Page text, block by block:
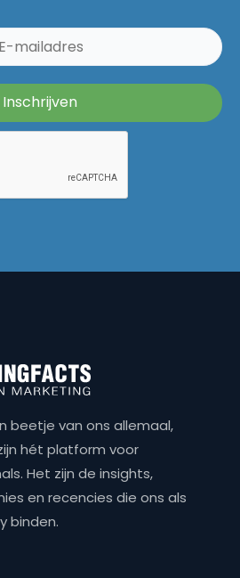
beetje van ons allemaal,
hét platform voor
Het zijn de insights,
en recencies die ons als
binden.